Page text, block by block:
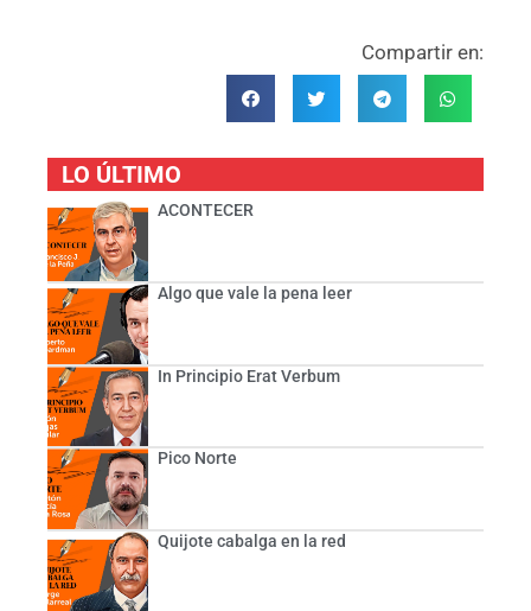
Compartir en:
LO ÚLTIMO
ACONTECER
Algo que vale la pena leer
In Principio Erat Verbum
Pico Norte
Quijote cabalga en la red